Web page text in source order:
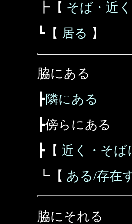
┣【 そば・近
┗【 居る 】
脇にある
┣隣にある
┣傍らにある
┣【 近く・そば
┗【 ある/存在
脇にそれる